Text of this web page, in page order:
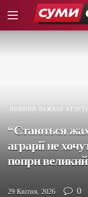
НОВИНИ ВАЖКОЇ
“Стаються
аграрії не
попри
29 Квітня, 2026 0